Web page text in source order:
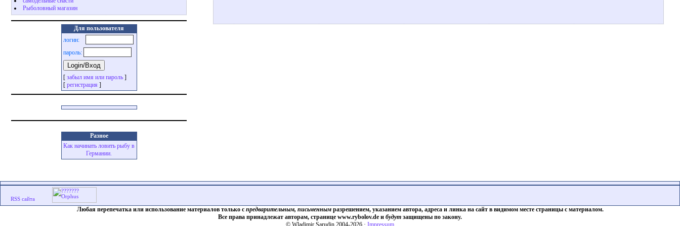
Рыболовный магазин
Для пользователя
логин:
пароль:
[ забыл имя или пароль]
[ регистрация ]
Разное
Как начинать ловить рыбу в
Германии.
Любая перепечатка или использование материалов только с предварительным, письменнымразрешением, указанием автора, адреса и линка на сайт в видимом месте страницы с материалом.
Все права принадлежат авторам, странице www.rybolov.de и будут защищены по закону.
© Wladimir Sarudin 2004-2026 · Impressum